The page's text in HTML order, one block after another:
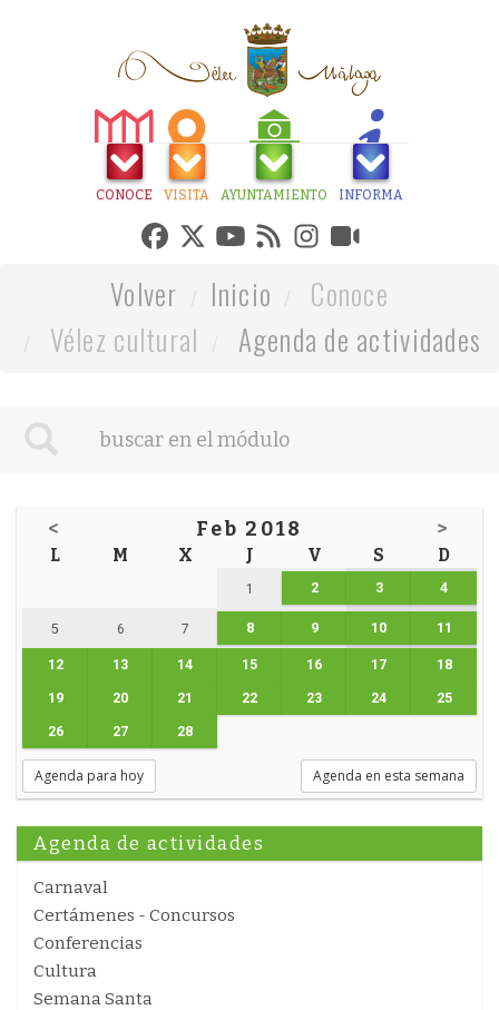
CONOCE VISITA AYUNTAMIENTO INFORMA
Volver Inicio
Conoce
Vélez cultural
Agenda de actividades
< Feb 2018 >
L M X J V S D
1 2 3 4
5 6 7 8 9 10 11
12 13 14 15 16 17 18
19 20 21 22 23 24 25
26 27 28
Agenda para hoy Agenda en esta semana
Agenda de actividades
Carnaval
Certámenes - Concursos
Conferencias
Cultura
Semana Santa